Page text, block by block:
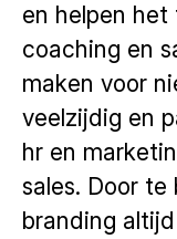
en helpen
coaching en
maken voor
veelzijdig en
hr en
sales. Door
branding